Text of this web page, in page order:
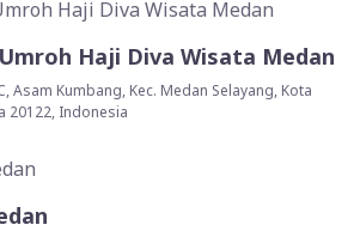
Haji Diva Wisata Medan
Asam Kumbang, Kec. Medan Selayang, Kota
20122, Indonesia